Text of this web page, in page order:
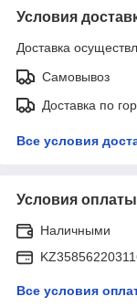
Условия
Доставка
Самовывоз
Доставка по
Все условия
Условия оплаты
Наличными
Все условия